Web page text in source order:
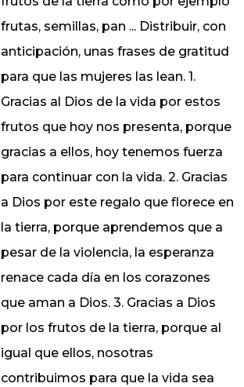
frutas, semillas, pan ... Distribuir, con
anticipación, unas frases de gratitud
para que las mujeres las lean. 1.
Gracias al Dios de la vida por estos
frutos que hoy nos presenta, porque
gracias a ellos, hoy tenemos fuerza
para continuar con la vida. 2. Gracias
a Dios por este regalo que florece en
la tierra, porque aprendemos que a
pesar de la violencia, la esperanza
renace cada día en los corazones
que aman a Dios. 3. Gracias a Dios
por los frutos de la tierra, porque al
igual que ellos, nosotras
contribuimos para que la vida sea